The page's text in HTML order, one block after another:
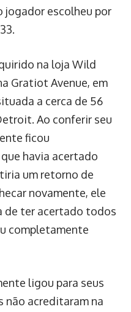
jogador escolheu por
na loja Wild
Gratiot Avenue, em
a cerca de 56
Ao conferir seu
ficou
havia acertado
um retorno de
novamente, ele
de ter acertado todos
completamente
ligou para seus
não acreditaram na